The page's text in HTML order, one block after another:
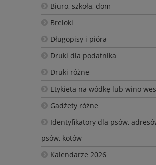
Biuro, szkoła, dom
Breloki
Długopisy i pióra
Druki dla podatnika
Druki różne
Etykieta na wódkę lub wino
Gadżety różne
Identyfikatory dla psów,
psów, kotów
Kalendarze 2026